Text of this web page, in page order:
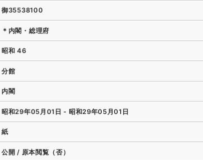
御35538100
＊内閣・総理府
昭和 46
分館
内閣
昭和29年05月01日 - 昭和29年05月01日
紙
公開 / 原本閲覧（否）